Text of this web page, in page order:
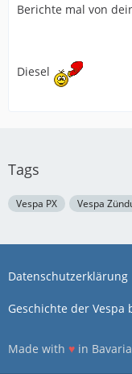
Berichte mal von
Diesel
Tags
Vespa PX Vespa
Datenschutzerklärung
Geschichte der Vespa
Made with ♥ in Bavaria